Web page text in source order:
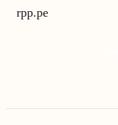
rpp.pe